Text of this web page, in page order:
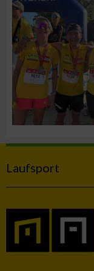
Laufsport
Funktional
Werbung